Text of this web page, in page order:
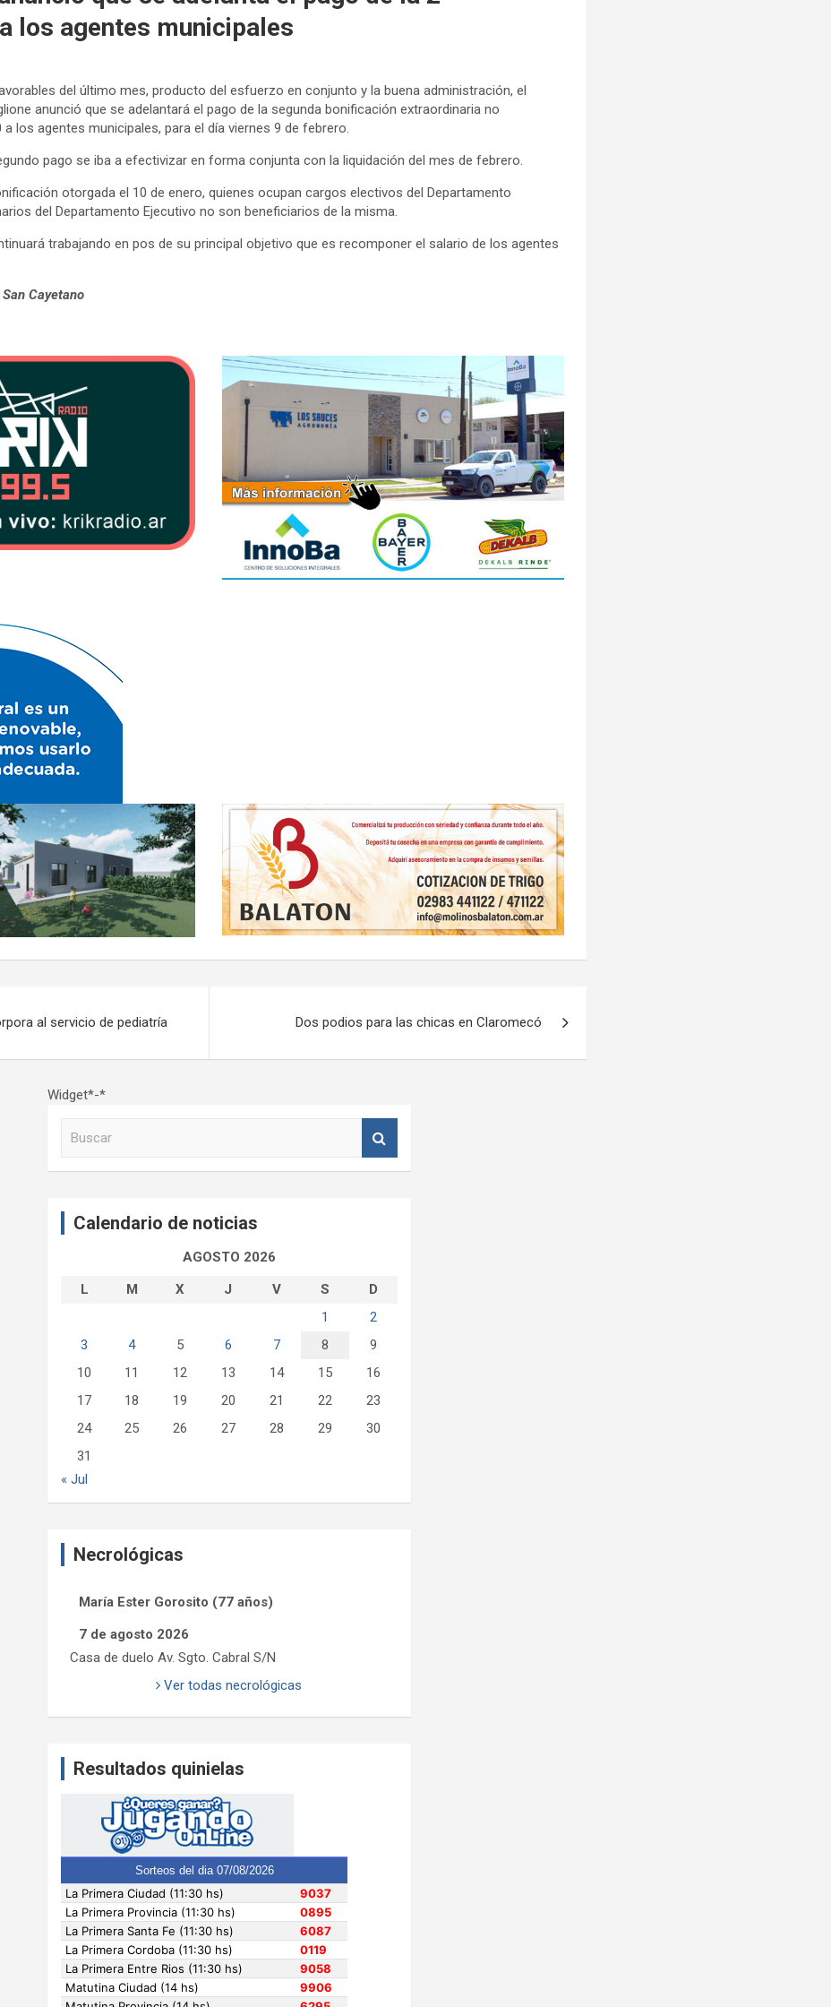
los agentes municipales
del último mes, producto del esfuerzo en conjunto y la buena administración, el
anunció que se adelantará el pago de la segunda bonificación extraordinaria no
a los agentes municipales, para el día viernes 9 de febrero.
pago se iba a efectivizar en forma conjunta con la liquidación del mes de febrero.
otorgada el 10 de enero, quienes ocupan cargos electivos del Departamento
del Departamento Ejecutivo no son beneficiarios de la misma.
trabajando en pos de su principal objetivo que es recomponer el salario de los agentes
Cayetano
al servicio de pediatría Dos podios para las chicas en Claromecó
Widget*-*
Calendario de noticias
AGOSTO 2026
L
M X J V S
D
1
2
3
4 5 6 7 8
9
10
11 12 13 14 15
16
17
18 19 20 21 22
23
24
25 26 27 28 29
30
31
« Jul
Necrológicas
María Ester Gorosito (77 años)
7 de agosto 2026
Casa de duelo Av. Sgto. Cabral S/N
Ver todas necrológicas
Resultados quinielas